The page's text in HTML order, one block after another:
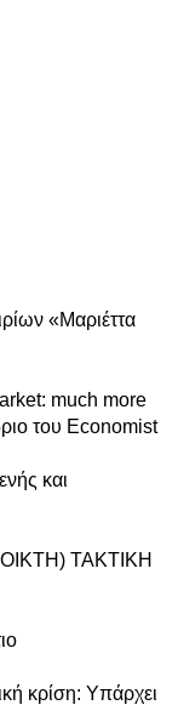
«Μαριέττα
much more
του Economist
και
ΤΑΚΤΙΚΗ
κρίση: Υπάρχει